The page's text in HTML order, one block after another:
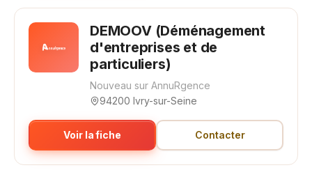
DEMOOV (Déménagement
d'entreprises et de
particuliers)
Nouveau sur AnnuRgence
94200 Ivry-sur-Seine
Voir la fiche Contacter